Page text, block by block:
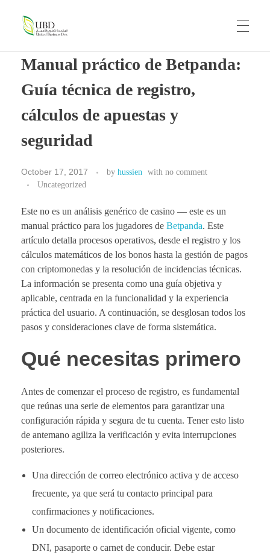
HOME
ABOUT US
OUR BRANDS
CONTACT US
Manual práctico de Betpanda:
Guía técnica de registro,
cálculos de apuestas y
seguridad
October 17, 2017 by hussien with no comment
Uncategorized
Este no es un análisis genérico de casino — este es un
manual práctico para los jugadores de Betpanda. Este
artículo detalla procesos operativos, desde el registro y los
cálculos matemáticos de los bonos hasta la gestión de pagos
con criptomonedas y la resolución de incidencias técnicas.
La información se presenta como una guía objetiva y
aplicable, centrada en la funcionalidad y la experiencia
práctica del usuario. A continuación, se desglosan todos los
pasos y consideraciones clave de forma sistemática.
Qué necesitas primero
Antes de comenzar el proceso de registro, es fundamental
que reúnas una serie de elementos para garantizar una
configuración rápida y segura de tu cuenta. Tener esto listo
de antemano agiliza la verificación y evita interrupciones
posteriores.
Una dirección de correo electrónico activa y de acceso
frecuente, ya que será tu contacto principal para
confirmaciones y notificaciones.
Un documento de identificación oficial vigente, como
DNI, pasaporte o carnet de conducir. Debe estar